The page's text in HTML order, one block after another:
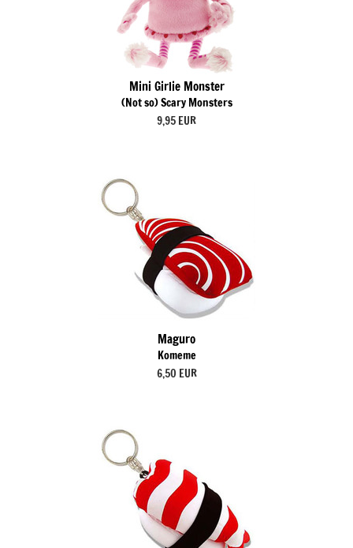
Mini Girlie Monster
(Not so) Scary Monsters
9,95 EUR
Maguro
Komeme
6,50 EUR